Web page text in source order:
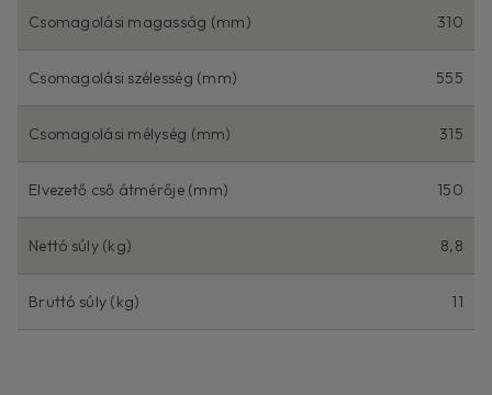
Csomagolási magasság (mm) 310
Csomagolási szélesség (mm) 555
Csomagolási mélység (mm) 315
Elvezető cső átmérője (mm) 150
Nettó súly (kg) 8,8
Bruttó súly (kg) 11